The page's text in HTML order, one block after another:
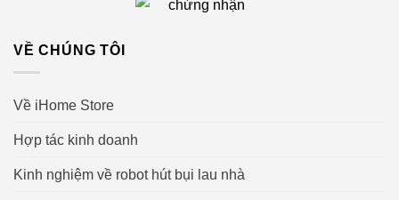
VỀ CHÚNG TÔI
Về iHome Store
Hợp tác kinh doanh
Kinh nghiệm về robot hút bụi lau nhà